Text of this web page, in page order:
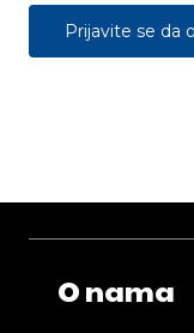
Prijavite se da
O nama